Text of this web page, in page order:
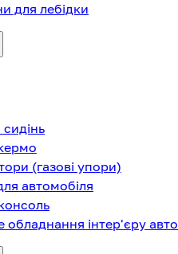
для лебідки
(газові упори)
автомобіля
обладнання інтер'єру авто